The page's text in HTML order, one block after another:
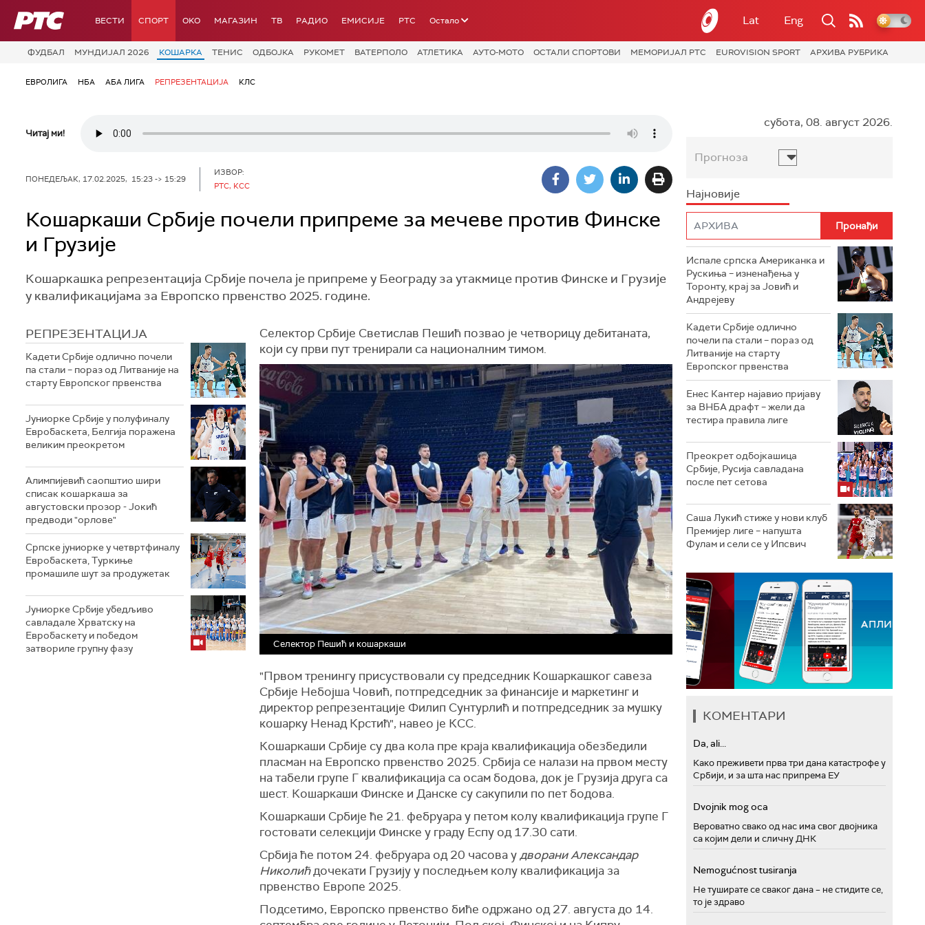
РТС ВЕСТИ СПОРТ OKO МАГАЗИН ТВ РАДИО ЕМИСИЈЕ РТС Остало Lat Eng
ФУДБАЛ МУНДИЈАЛ 2026 КОШАРКА ТЕНИС ОДБОЈКА РУКОМЕТ ВАТЕРПОЛО АТЛЕТИКА АУТО-МОТО ОСТАЛИ СПОРТОВИ МЕМОРИЈАЛ РТС EUROVISION SPORT АРХИВА РУБРИКА
ЕВРОЛИГА НБА АБА ЛИГА РЕПРЕЗЕНТАЦИЈА КЛС
Читај ми!
ПОНЕДЕЉАК, 17.02.2025, 15:23 -> 15:29
ИЗВОР:
РТС, КСС
Кошаркаши Србије почели припреме за мечеве против Финске
и Грузије
Кошаркашка репрезентација Србије почела је припреме у Београду за утакмице против Финске и Грузије
у квалификацијама за Европско првенство 2025. године.
РЕПРЕЗЕНТАЦИЈА
Кадети Србије одлично почели
па стали – пораз од Литваније на
старту Европског првенства
Јуниорке Србије у полуфиналу
Евробаскета, Белгија поражена
великим преокретом
Алимпијевић саопштио шири
списак кошаркаша за
августовски прозор - Јокић
предводи "орлове"
Српске јуниорке у четвртфиналу
Евробаскета, Туркиње
промашиле шут за продужетак
Јуниорке Србије убедљиво
савладале Хрватску на
Евробаскету и победом
затвориле групну фазу
Селектор Србије Светислав Пешић позвао је четворицу дебитаната,
који су први пут тренирали са националним тимом.
Селектор Пешић и кошаркаши
"Првом тренингу присуствовали су председник Кошаркашког савеза
Србије Небојша Човић, потпредседник за финансије и маркетинг и
директор репрезентације Филип Сунтурлић и потпредседник за мушку
кошарку Ненад Крстић", навео је КСС.
Кошаркаши Србије су два кола пре краја квалификација обезбедили
пласман на Европско првенство 2025. Србија се налази на првом месту
на табели групе Г квалификација са осам бодова, док је Грузија друга са
шест. Кошаркаши Финске и Данске су сакупили по пет бодова.
Кошаркаши Србије ће 21. фебруара у петом колу квалификација групе Г
гостовати селекцији Финске у граду Еспу од 17.30 сати.
Србија ће потом 24. фебруара од 20 часова удворани Александар
Николићдочекати Грузију у последњем колу квалификација за
првенство Европе 2025.
Подсетимо, Европско првенство биће одржано од 27. августа до 14.
субота, 08. август 2026.
Прогноза
Најновије
Испале српска Американка и
Рускиња – изненађења у
Торонту, крај за Јовић и
Андрејеву
Кадети Србије одлично
почели па стали – пораз од
Литваније на старту
Европског првенства
Енес Кантер најавио пријаву
за ВНБА драфт – жели да
тестира правила лиге
Преокрет одбојкашица
Србије, Русија савладана
после пет сетова
Саша Лукић стиже у нови клуб
Премијер лиге – напушта
Фулам и сели се у Ипсвич
КОМЕНТАРИ
Da, ali...
Како преживети прва три дана катастрофе у
Србији, и за шта нас припрема ЕУ
Dvojnik mog oca
Вероватно свако од нас има свог двојника
са којим дели и сличну ДНК
Nemogućnost tusiranja
Не туширате се сваког дана – не стидите се,
то је здраво